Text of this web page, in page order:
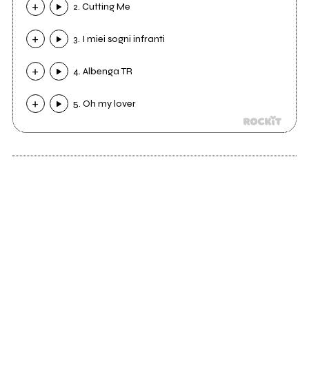
2. Cutting Me
3. I miei sogni infranti
4. Albenga TR
5. Oh my lover